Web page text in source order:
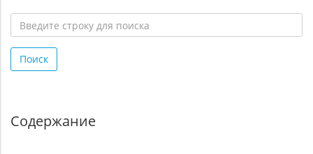
строку
для
Поиск
Содержание